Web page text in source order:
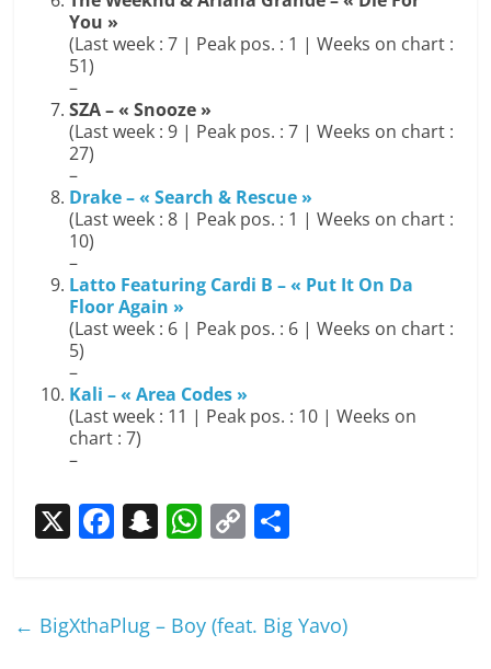
You »
(Last week : 7 | Peak pos. : 1 | Weeks on chart :
51)
–
SZA – « Snooze »
(Last week : 9 | Peak pos. : 7 | Weeks on chart :
27)
–
Drake – « Search & Rescue »
(Last week : 8 | Peak pos. : 1 | Weeks on chart :
10)
–
Latto Featuring Cardi B – « Put It On Da
Floor Again »
(Last week : 6 | Peak pos. : 6 | Weeks on chart :
5)
–
Kali – « Area Codes »
(Last week : 11 | Peak pos. : 10 | Weeks on
chart : 7)
–
X F
e
S
p
W
s
C
y g
← BigXthaPlug – Boy (feat. Big Yavo)